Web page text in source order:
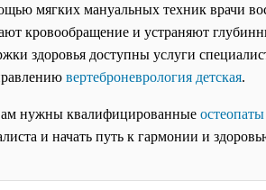
мягких мануальных техник врачи
кровообращение и устраняют
здоровья доступны услуги
вертеброневрология детская.
нужны квалифицированные
и начать путь к гармонии и